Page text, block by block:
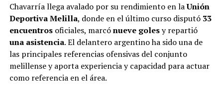
Chavarría llega avalado por su rendimiento en laUnión
Deportiva Melilla, donde en el último curso disputó 33
encuentrosoficiales, marcónueve golesy repartió
una asistencia. El delantero argentino ha sido una de
las principales referencias ofensivas del conjunto
melillense y aporta experiencia y capacidad para actuar
como referencia en el área.